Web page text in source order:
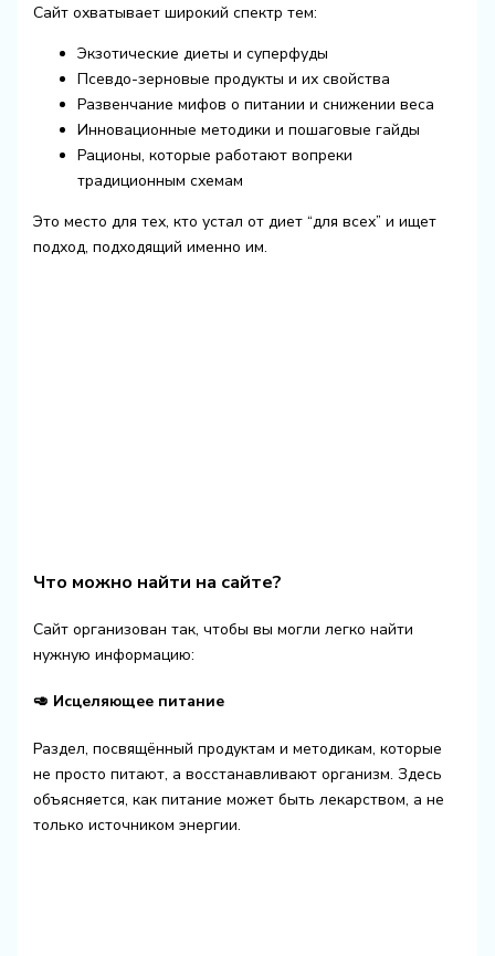
Сайт охватывает широкий спектр тем:
Экзотические диеты и суперфуды
Псевдо-зерновые продукты и их свойства
Развенчание мифов о питании и снижении веса
Инновационные методики и пошаговые гайды
Рационы, которые работают вопреки
традиционным схемам
Это место для тех, кто устал от диет “для всех” и ищет
подход, подходящий именно им.
Что можно найти на сайте?
Сайт организован так, чтобы вы могли легко найти
нужную информацию:
🥑 Исцеляющее питание
Раздел, посвящённый продуктам и методикам, которые
не просто питают, а восстанавливают организм. Здесь
объясняется, как питание может быть лекарством, а не
только источником энергии.